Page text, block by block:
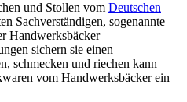
und Stollen vom Deutschen
Sachverständigen, sogenannte
Handwerksbäcker
sichern sie einen
schmecken und riechen kann –
vom Handwerksbäcker ein